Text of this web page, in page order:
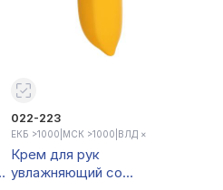
022-223
ЕКБ >1000 МСК >1000 ВЛД ×
Крем для рук
увлажняющий со